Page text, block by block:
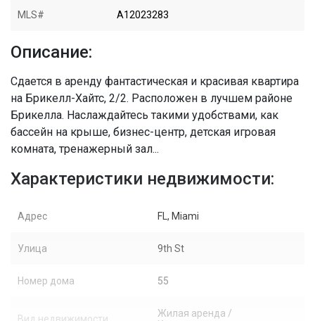
MLS# A12023283
Описание:
Сдается в аренду фантастическая и красивая квартира
на Брикелл-Хайтс, 2/2. Расположен в лучшем районе
Брикелла. Наслаждайтесь такими удобствами, как
бассейн на крыше, бизнес-центр, детская игровая
комната, тренажерный зал...
Характеристики недвижимости:
Адрес FL, Miami
Улица 9th St
Номер дома 55
Жилая аренда /